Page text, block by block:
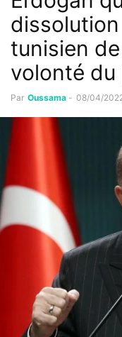
tunisien
volonté du
Par Oussama - 08/04/